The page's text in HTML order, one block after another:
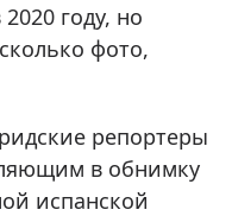
году, но
фото,
репортеры
в обнимку
испанской